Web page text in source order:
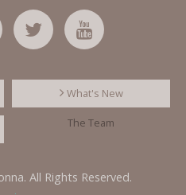
What's New
The Team
All Rights Reserved.